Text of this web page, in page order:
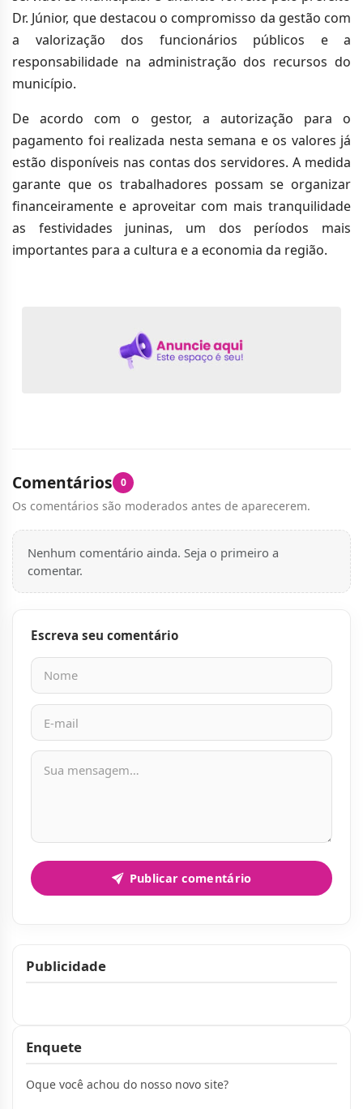
Dr. Júnior, que destacou o compromisso da gestão com
a valorização dos funcionários públicos e a
responsabilidade na administração dos recursos do
município.
De acordo com o gestor, a autorização para o
pagamento foi realizada nesta semana e os valores já
estão disponíveis nas contas dos servidores. A medida
garante que os trabalhadores possam se organizar
financeiramente e aproveitar com mais tranquilidade
as festividades juninas, um dos períodos mais
importantes para a cultura e a economia da região.
Comentários 0
Os comentários são moderados antes de aparecerem.
Nenhum comentário ainda. Seja o primeiro a
comentar.
Escreva seu comentário
Nome
E-mail
Mensagem
Publicar comentário
Publicidade
Enquete
Oque você achou do nosso novo site?